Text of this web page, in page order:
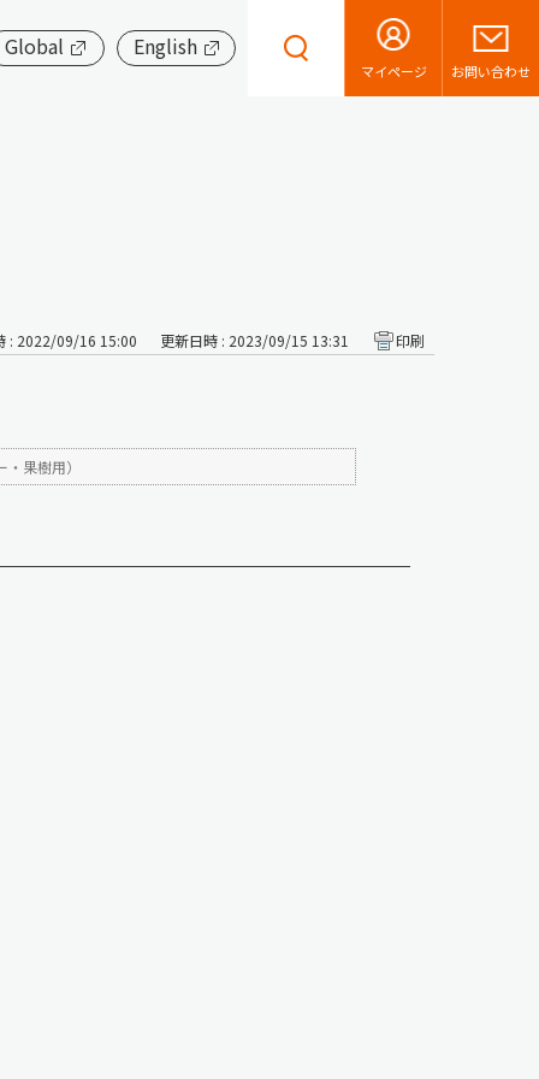
Global English
マイページ お問い合わせ
: 2022/09/16 15:00 更新日時 : 2023/09/15 13:31 印刷
果樹用）